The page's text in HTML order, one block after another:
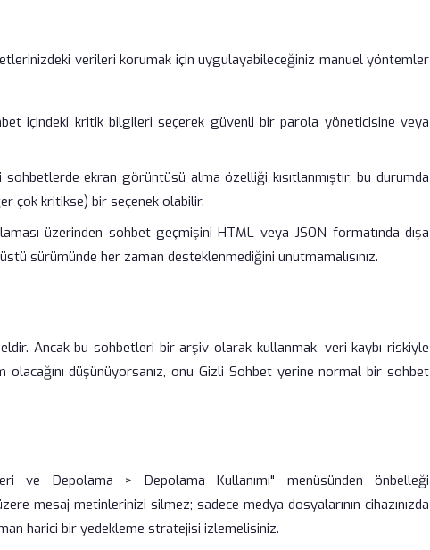
verileri korumak için uygulayabileceğiniz manuel yöntemler
içindeki kritik bilgileri seçerek güvenli bir parola yöneticisine veya
ekran görüntüsü alma özelliği kısıtlanmıştır; bu durumda
çok kritikse) bir seçenek olabilir.
üzerinden sohbet geçmişini HTML veya JSON formatında dışa
sürümünde her zaman desteklenmediğini unutmamalısınız.
Ancak bu sohbetleri bir arşiv olarak kullanmak, veri kaybı riskiyle
olacağını düşünüyorsanız, onu Gizli Sohbet yerine normal bir sohbet
ve Depolama > Depolama Kullanımı" menüsünden önbelleği
mesaj metinlerinizi silmez; sadece medya dosyalarının cihazınızda
harici bir yedekleme stratejisi izlemelisiniz.